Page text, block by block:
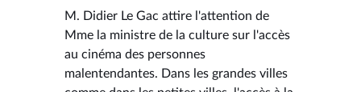
M. Didier Le Gac attire l'attention de
Mme la ministre de la culture sur l'accès
au cinéma des personnes
malentendantes. Dans les grandes villes